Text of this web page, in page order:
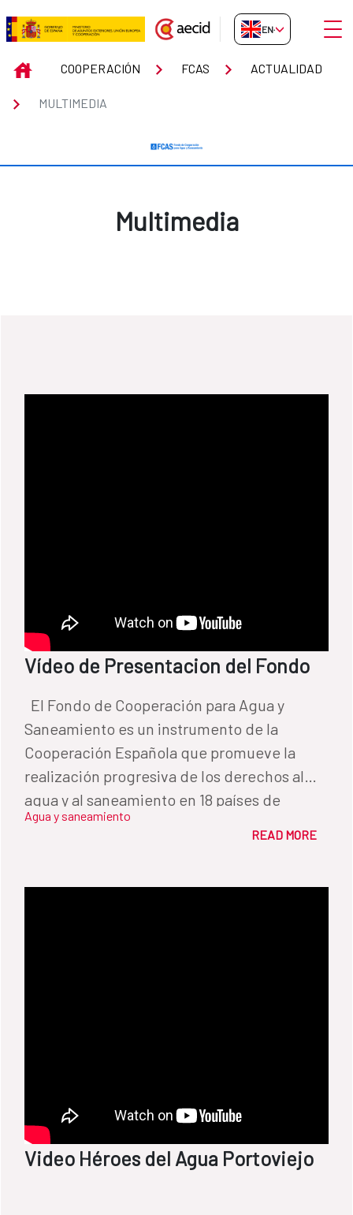
Skip to Main Content
Multimedia
EN-GB
INICIOCOOPERACIÓN FCAS ACTUALIDAD
MULTIMEDIA
Multimedia
Vídeo de Presentacion del Fondo
Saneamiento es un instrumento de la
Cooperación Española que promueve la
realización progresiva de los derechos al
agua y al saneamiento en 18 países de
América Latina y el Caribe. En este vídeo te
Agua y saneamiento
READ MORE
Video Héroes del Agua Portoviejo